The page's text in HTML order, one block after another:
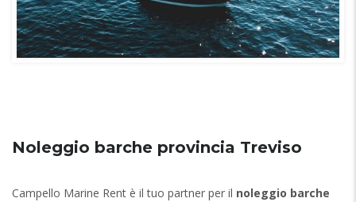
Noleggio barche provincia Treviso
Campello Marine Rent è il tuo partner per il noleggio barche